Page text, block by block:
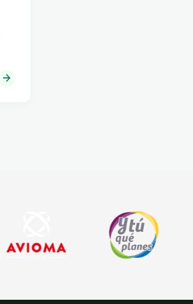
arrow_forward